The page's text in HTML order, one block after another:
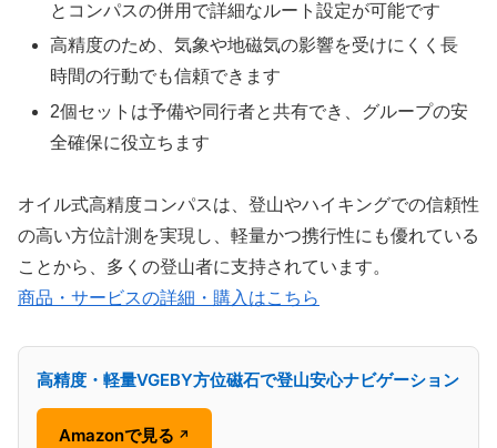
とコンパスの併用で詳細なルート設定が可能です
高精度のため、気象や地磁気の影響を受けにくく長
時間の行動でも信頼できます
2個セットは予備や同行者と共有でき、グループの安
全確保に役立ちます
オイル式高精度コンパスは、登山やハイキングでの信頼性
の高い方位計測を実現し、軽量かつ携行性にも優れている
ことから、多くの登山者に支持されています。
商品・サービスの詳細・購入はこちら
高精度・軽量VGEBY方位磁石で登山安心ナビゲーション
Amazonで見る ↗